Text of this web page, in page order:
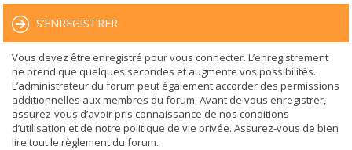
S’ENREGISTRER
Vous devez être enregistré pour vous connecter. L’enregistrement
ne prend que quelques secondes et augmente vos possibilités.
L’administrateur du forum peut également accorder des permissions
additionnelles aux membres du forum. Avant de vous enregistrer,
assurez-vous d’avoir pris connaissance de nos conditions
d’utilisation et de notre politique de vie privée. Assurez-vous de bien
lire tout le règlement du forum.